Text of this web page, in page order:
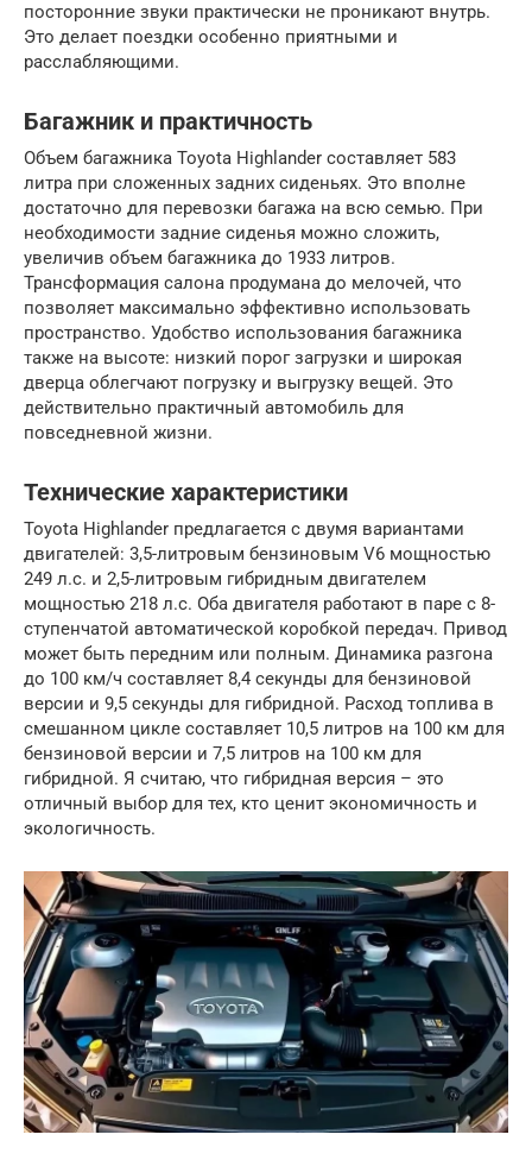
посторонние звуки практически не проникают внутрь.
Это делает поездки особенно приятными и
расслабляющими.
Багажник и практичность
Объем багажника Toyota Highlander составляет 583
литра при сложенных задних сиденьях. Это вполне
достаточно для перевозки багажа на всю семью. При
необходимости задние сиденья можно сложить,
увеличив объем багажника до 1933 литров.
Трансформация салона продумана до мелочей, что
позволяет максимально эффективно использовать
пространство. Удобство использования багажника
также на высоте: низкий порог загрузки и широкая
дверца облегчают погрузку и выгрузку вещей. Это
действительно практичный автомобиль для
повседневной жизни.
Технические характеристики
Toyota Highlander предлагается с двумя вариантами
двигателей: 3,5-литровым бензиновым V6 мощностью
249 л.с. и 2,5-литровым гибридным двигателем
мощностью 218 л.с. Оба двигателя работают в паре с 8-
ступенчатой автоматической коробкой передач. Привод
может быть передним или полным. Динамика разгона
до 100 км/ч составляет 8,4 секунды для бензиновой
версии и 9,5 секунды для гибридной. Расход топлива в
смешанном цикле составляет 10,5 литров на 100 км для
бензиновой версии и 7,5 литров на 100 км для
гибридной. Я считаю, что гибридная версия – это
отличный выбор для тех, кто ценит экономичность и
экологичность.